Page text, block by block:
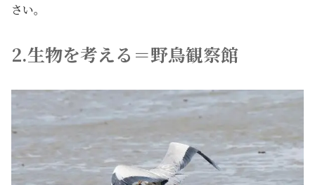
さい。
2.生物を考える＝野鳥観察館